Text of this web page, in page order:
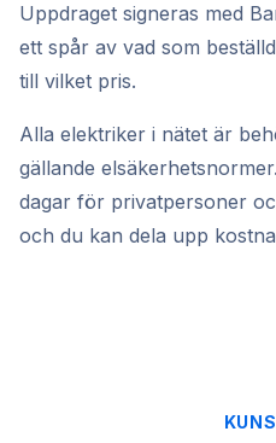
Uppdraget signeras med
ett spår av vad som
till vilket pris.
Alla elektriker i nätet är
gällande
dagar för privatpersoner
och du kan dela upp